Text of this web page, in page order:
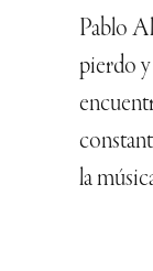
Pablo
pierdo
la